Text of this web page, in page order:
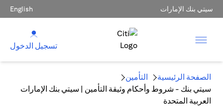
سيتي بنك الإمارات English
تسجيل الدخول
الصفحة الرئيسية
التأمين
سيتي بنك - شروط وأحكام وثيقة التأمين | سيتي بنك الإمارات
العربية المتحدة